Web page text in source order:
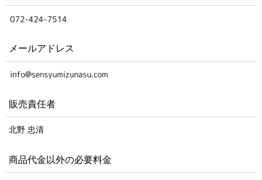
メールアドレス
販売責任者
北野 忠清
商品代金以外の必要料金